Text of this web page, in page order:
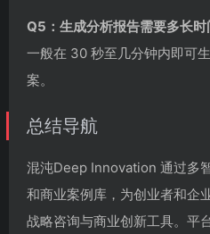
Q5：生成分析报告需要多长时
一般在 30 秒至几分钟内即可
案。
总结导航
混沌Deep Innovation 通过多
和商业案例库，为创业者和企
战略咨询与商业创新工具。平